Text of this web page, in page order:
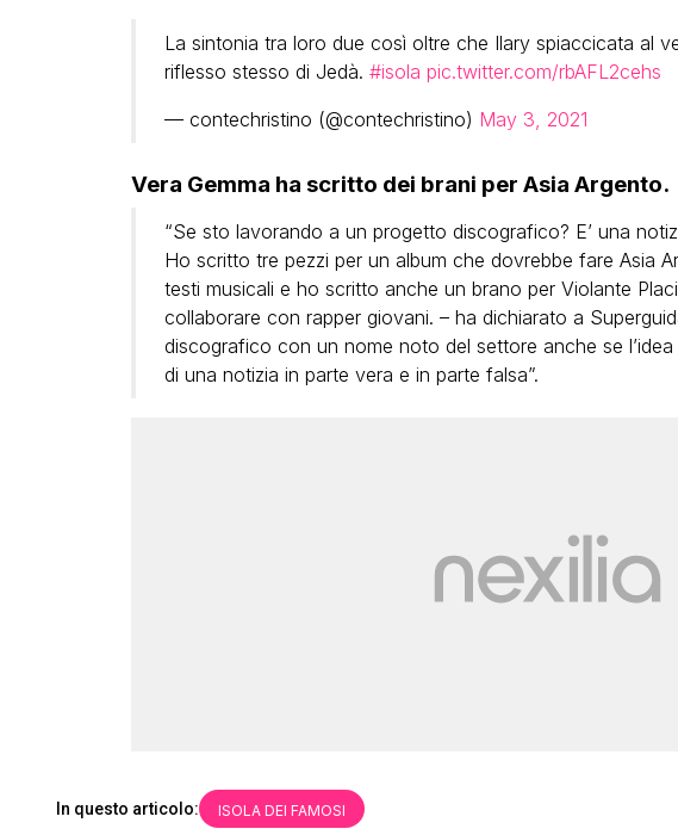
La sintonia tra loro due così oltre che Ilary spiaccicata al
riflesso stesso di Jedà. #isola pic.twitter.com/rbAFL2cehs
— contechristino (@contechristino) May 3, 2021
Vera Gemma ha scritto dei brani per Asia Argento.
“Se sto lavorando a un progetto discografico? E’ una
Ho scritto tre pezzi per un album che dovrebbe fare Asia
testi musicali e ho scritto anche un brano per Violante
collaborare con rapper giovani. – ha dichiarato a
discografico con un nome noto del settore anche se
di una notizia in parte vera e in parte falsa”.
In questo articolo: ISOLA DEI FAMOSI